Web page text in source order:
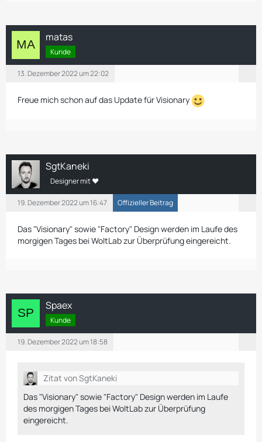
matas
Kunde
13. Dezember 2022 um 22:02
Freue mich schon auf das Update für Visionary
SgtKaneki
Designer mit ❤
19. Dezember 2022 um 16:47 Offizieller Beitrag
Das "Visionary" sowie "Factory" Design werden im Laufe des
morgigen Tages bei WoltLab zur Überprüfung eingereicht.
Spaex
Kunde
19. Dezember 2022 um 18:58
Zitat von SgtKaneki
Das "Visionary" sowie "Factory" Design werden im Laufe
des morgigen Tages bei WoltLab zur Überprüfung
eingereicht.